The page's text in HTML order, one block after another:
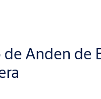
de Anden de